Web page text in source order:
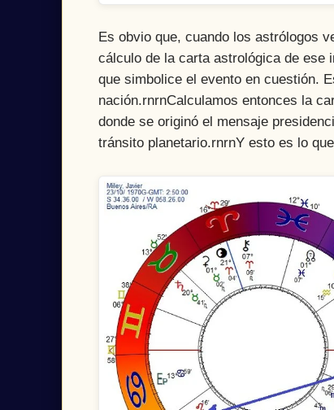
Es obvio que, cuando los astrólogos
cálculo de la carta astrológica de ese
que simbolice el evento en cuestión.
nación.rnrnCalculamos entonces la
donde se originó el mensaje
tránsito planetario.rnrnY esto es lo